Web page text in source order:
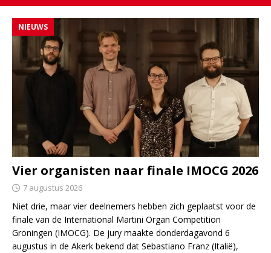
NIEUWS
Vier organisten naar finale IMOCG 2026
7 augustus 2026
Niet drie, maar vier deelnemers hebben zich geplaatst voor de
finale van de International Martini Organ Competition
Groningen (IMOCG). De jury maakte donderdagavond 6
augustus in de Akerk bekend dat Sebastiano Franz (Italië),